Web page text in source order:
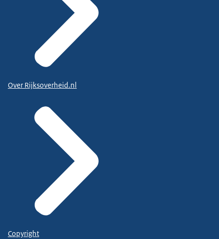
Over Rijksoverheid.nl
Copyright